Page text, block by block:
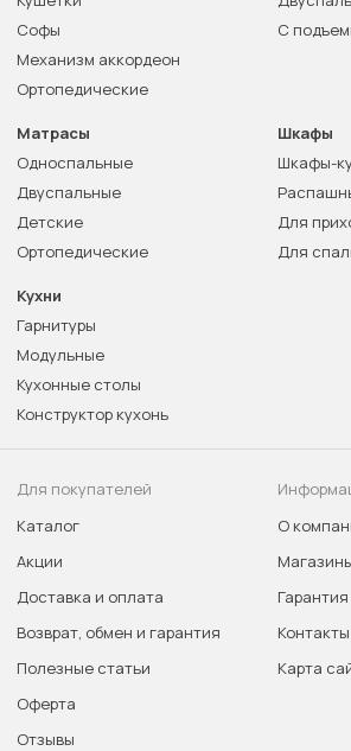
Софы
Механизм аккордеон
Ортопедические
С
Матрасы
Односпальные
Двуспальные
Детские
Ортопедические
Шкафы
Шкафы-
Для
Для
Кухни
Гарнитуры
Модульные
Кухонные столы
Конструктор кухонь
Для покупателей
Каталог
Акции
Доставка и оплата
Возврат, обмен и гарантия
Полезные статьи
Оферта
Отзывы
О
Контакты
Карта